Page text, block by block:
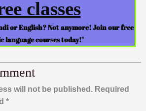
classes
or English? Not anymore! Join our free
language courses today!"
will not be published. Required
*